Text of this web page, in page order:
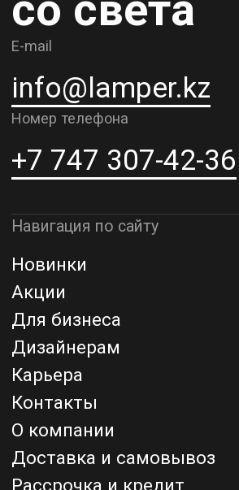
Доставка и самовывоз
Адрес шоурума в г. Алматы
г. Алматы, ул. Шевченко, д.204,
к5
Адрес шоурума в г. Астана
г. Астана, ул. Мангилик Ел. д.21
Благодарим за внимание к Lamper.kz.
Назад наверх